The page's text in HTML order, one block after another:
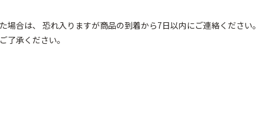
合は、 恐れ入りますが商品の到着から7日以内にご連絡ください。
了承ください。